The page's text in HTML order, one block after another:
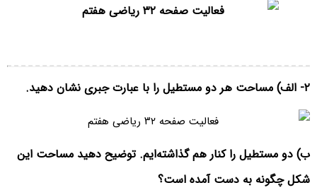
۲- الف) مساحت هر دو مستطیل را با عبارت جبری نشان دهید.
ب) دو مستطیل را کنار هم گذاشته‌ایم. توضیح دهید مساحت این
شکل چگونه به دست آمده است؟